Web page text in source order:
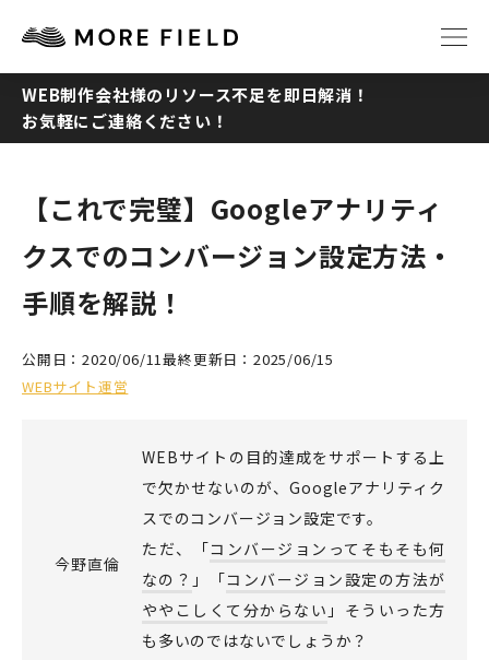
TOP
SERVICE WORKS
Q&A RECRUIT
モアフィールド株式会社
〒420-0858
WEB制作会社様のリソース不足を即日解消！
お気軽にご連絡ください！
【これで完璧】Googleアナリティ
クスでのコンバージョン設定方法・
手順を解説！
公開日：2020/06/11最終更新日：2025/06/15
WEBサイト運営
今野直倫
WEBサイトの目的達成をサポートする上
で欠かせないのが、Googleアナリティク
スでのコンバージョン設定です。
ただ、「コンバージョンってそもそも何
なの？ 」「コンバージョン設定の方法が
ややこしくて分からない 」そういった方
も多いのではないでしょうか？